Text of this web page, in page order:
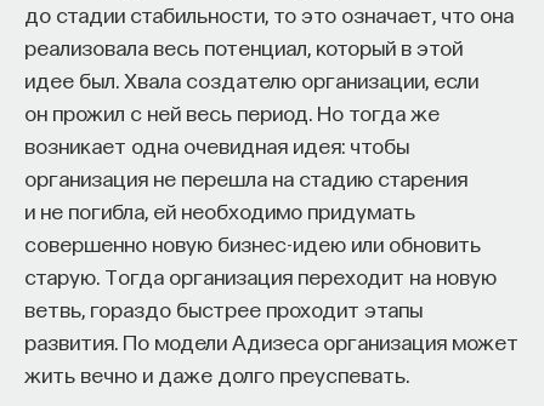
до стадии стабильности, то это означает, что она
реализовала весь потенциал, который в этой
идее был. Хвала создателю организации, если
он прожил с ней весь период. Но тогда же
возникает одна очевидная идея: чтобы
организация не перешла на стадию старения
и не погибла, ей необходимо придумать
совершенно новую бизнес-идею или обновить
старую. Тогда организация переходит на новую
ветвь, гораздо быстрее проходит этапы
развития. По модели Адизеса организация может
жить вечно и даже долго преуспевать.
«Есть представление о том, что университеты
готовят элиту, и отсюда возникает образ сложно
мыслящего, сложно устроенного человека.
Но здесь возникает и другой, гораздо более
трудный вопрос: кто вообще формирует
целеполагание университета и кто задает тот
смысл, на который он работает? Мне кажется,
университет способен быть субъектом —
не просто выполнять внешний заказ,
а самостоятельно выбирать, на какое будущее
он работает. У него должна быть собственная
позиция: сначала определить, какое будущее